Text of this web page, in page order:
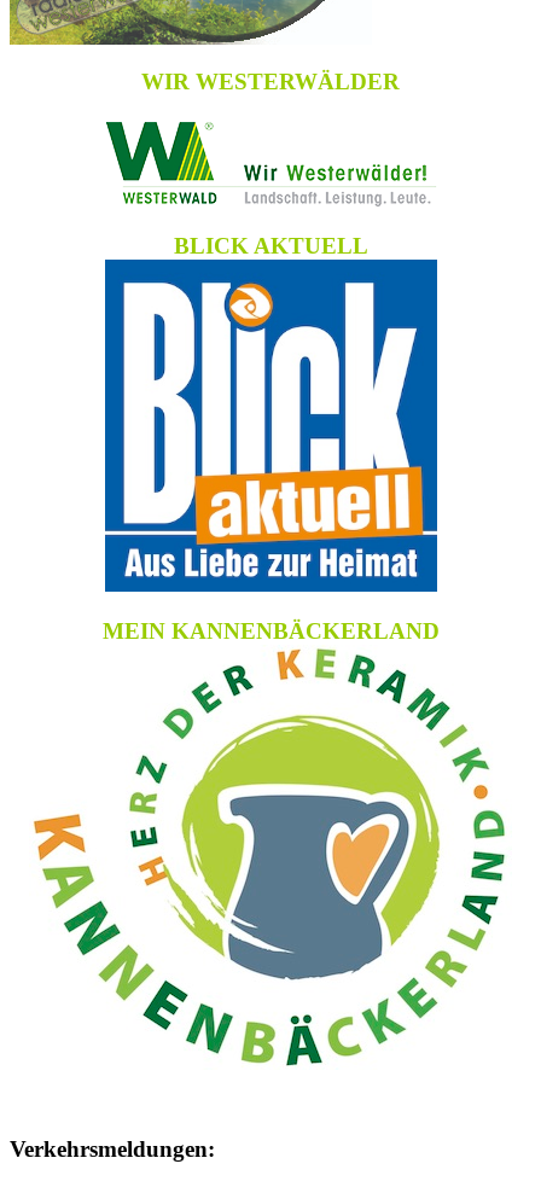
WIR WESTERWÄLDER
BLICK AKTUELL
MEIN KANNENBÄCKERLAND
Verkehrsmeldungen: